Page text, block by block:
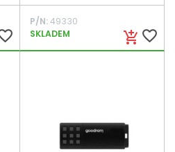
add_shopping_cart favorite_border
P/N:49330
SKLADEM